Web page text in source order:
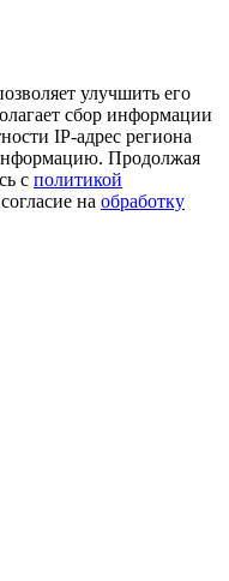
улучшить его
сбор информации
IP-адрес региона
Продолжая
с политикой
на обработку